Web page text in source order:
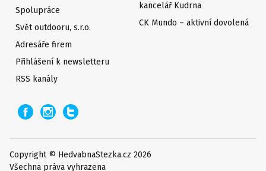
Spolupráce
Svět outdooru, s.r.o.
Adresáře firem
Přihlášení k newsletteru
kancelář Kudrna
CK Mundo – aktivní dovolená
RSS kanály
Copyright © HedvabnaStezka.cz 2026
Všechna práva vyhrazena